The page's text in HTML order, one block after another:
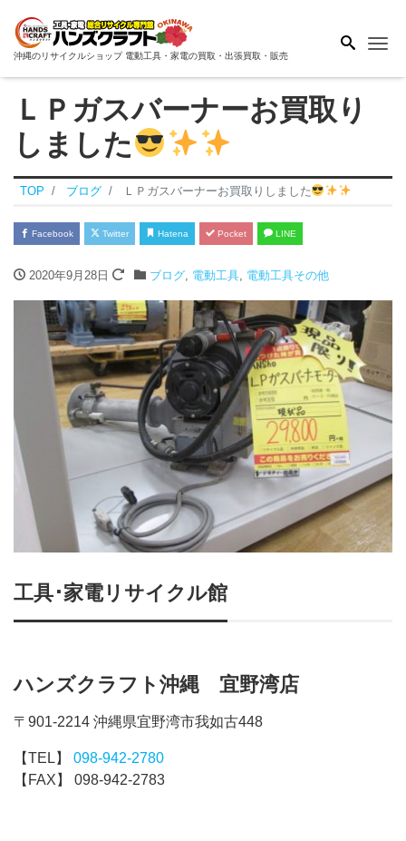
沖縄のリサイクルショップ 電動工具・家電の買取・出張買取・販売
ＬＰガスバーナーお買取り
しました
TOP ブログ ＬＰガスバーナーお買取りしました
Facebook Twitter Hatena Pocket LINE
2020年9月28日 ブログ, 電動工具, 電動工具その他
工具･家電リサイクル館
ハンズクラフト沖縄 宜野湾店
〒901-2214 沖縄県宜野湾市我如古448
【TEL】 098-942-2780
【FAX】 098-942-2783